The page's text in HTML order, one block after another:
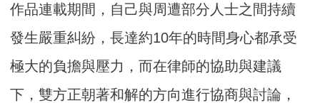
作品連載期間，自己與周遭部分人士之間持續
發生嚴重糾紛，長達約10年的時間身心都承受
極大的負擔與壓力，而在律師的協助與建議
下，雙方正朝著和解的方向進行協商與討論，